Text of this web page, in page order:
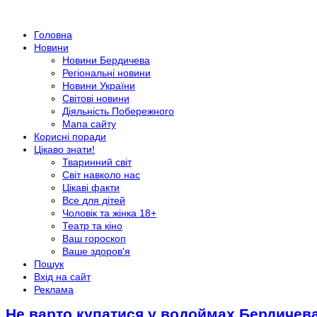
Головна
Новини
Новини Бердичева
Регіональні новини
Новини України
Світові новини
Діяльність Побережного
Мапа сайту
Корисні поради
Цікаво знати!
Тваринний світ
Світ навколо нас
Цікаві факти
Все для дітей
Чоловік та жінка 18+
Театр та кіно
Ваш гороскоп
Ваше здоров'я
Пошук
Вхід на сайт
Реклама